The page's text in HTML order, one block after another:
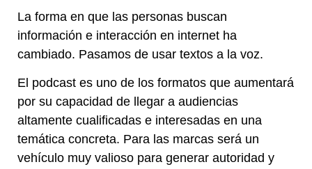
La forma en que las personas buscan
información e interacción en internet ha
cambiado. Pasamos de usar textos a la voz.
El podcast es uno de los formatos que aumentará
por su capacidad de llegar a audiencias
altamente cualificadas e interesadas en una
temática concreta. Para las marcas será un
vehículo muy valioso para generar autoridad y